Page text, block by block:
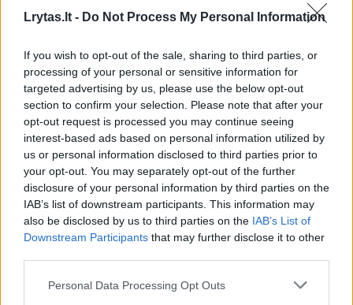
Lrytas.lt - Do Not Process My Personal Information
If you wish to opt-out of the sale, sharing to third parties, or
processing of your personal or sensitive information for
targeted advertising by us, please use the below opt-out
section to confirm your selection. Please note that after your
opt-out request is processed you may continue seeing
interest-based ads based on personal information utilized by
us or personal information disclosed to third parties prior to
your opt-out. You may separately opt-out of the further
disclosure of your personal information by third parties on the
IAB’s list of downstream participants. This information may
also be disclosed by us to third parties on the IAB’s List of
Downstream Participants that may further disclose it to other
Personal Data Processing Opt Outs
titulai prie tinklo